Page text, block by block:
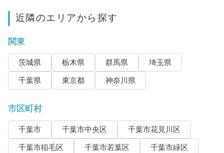
近隣のエリアから探す
関東
茨城県 栃木県 群馬県
埼玉県
千葉県
東京都 神奈川県
市区町村
千葉市 千葉市中央区
千葉市花見川区
千葉市稲毛区
千葉市若葉区
千葉市緑区